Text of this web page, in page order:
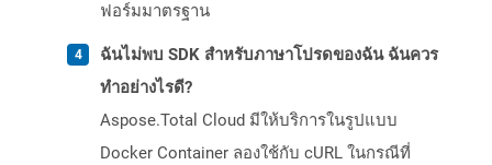
ฟอร์มมาตรฐาน
ฉันไม่พบ SDK สำหรับภาษาโปรดของฉัน ฉันควร
ทำอย่างไรดี?
Aspose.Total Cloud มีให้บริการในรูปแบบ
Docker Container ลองใช้กับ cURL ในกรณีที่